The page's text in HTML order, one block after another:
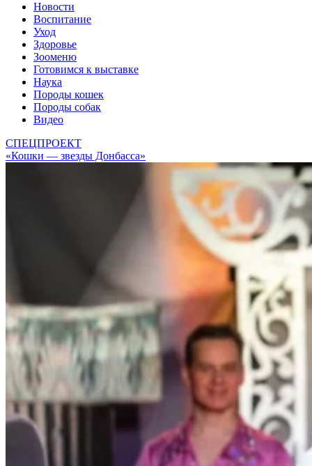
Новости
Воспитание
Уход
Здоровье
Зооменю
Готовимся к выставке
Наука
Породы кошек
Породы собак
Видео
СПЕЦПРОЕКТ
«Кошки — звезды Донбасса»